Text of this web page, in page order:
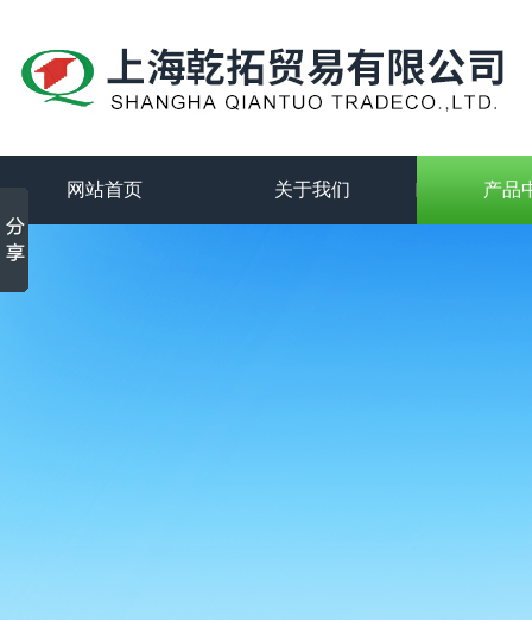
网站首页 关于我们 产品